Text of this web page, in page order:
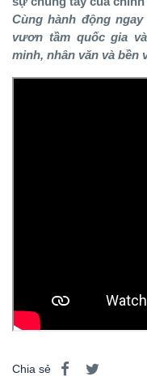
Cùng hành động
vươn tầm quốc gia
minh, nhân văn và bền
Chia sẻ